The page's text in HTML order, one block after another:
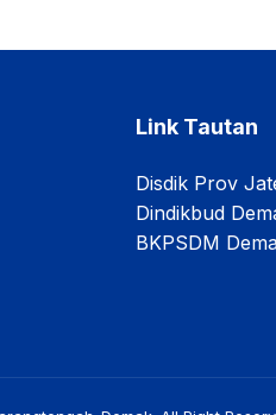
Link Tautan
Disdik Prov
Dindikbud
BKPSDM